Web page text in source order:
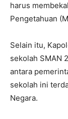
harus
Pengetahuan
Selain itu,
sekolah SMAN
antara
sekolah ini
Negara.